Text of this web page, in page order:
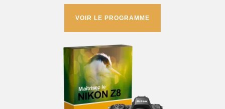
VOIR LE PROGRAMME